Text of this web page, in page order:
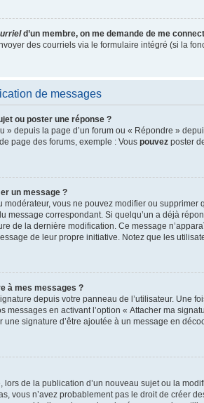
d’un membre, on me demande de me
des courriels via le formulaire intégré (si la
de messages
ou poster une réponse ?
» depuis la page d’un forum ou « Répondre »
page des forums, exemple : Vous pouvez poster
un message ?
modérateur, vous ne pouvez modifier ou
message correspondant. Si quelqu’un a déjà
de la dernière modification. Ce message
de leur propre initiative. Notez que les
à mes messages ?
depuis votre panneau de l’utilisateur. Une
messages en activant l’option « Attacher ma
une signature d’être ajoutée à un message en
lors de la publication d’un nouveau sujet ou la
vous n’avez probablement pas le droit de créer